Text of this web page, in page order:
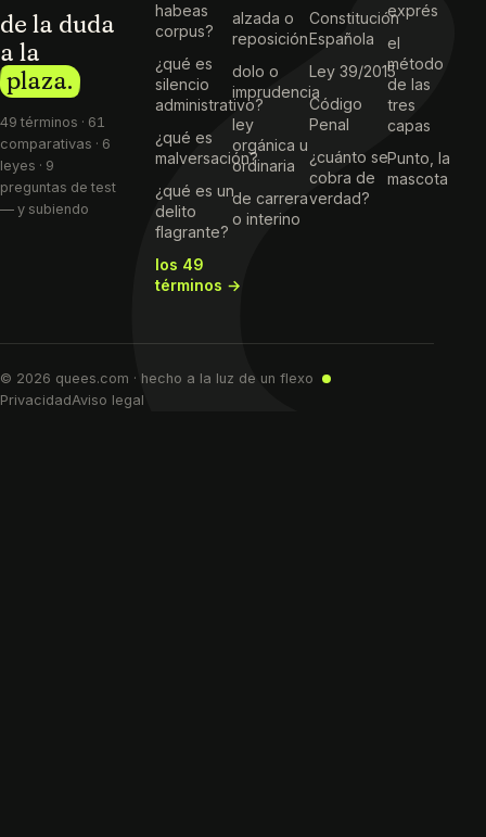
de la duda
a la
plaza.
49 términos · 61
comparativas · 6
leyes · 9
preguntas de test
— y subiendo
habeas
corpus?
¿qué es
silencio
administrativo?
¿qué es
malversación?
¿qué es un
delito
flagrante?
los 49
términos →
alzada o
reposición
dolo o
imprudencia
ley
orgánica u
ordinaria
de carrera
o interino
Constitución
Española
Ley 39/2015
Código
Penal
¿cuánto se
cobra de
verdad?
exprés
el
método
de las
tres
capas
Punto, la
mascota
© 2026 quees.com · hecho a la luz de un flexo
PrivacidadAviso legal